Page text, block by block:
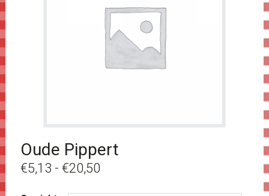
Oude Pippert
€5,13 - €20,50